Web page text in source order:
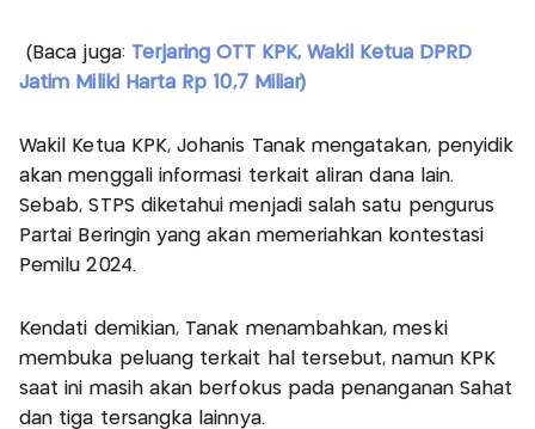
(Baca juga: Terjaring OTT KPK, Wakil Ketua DPRD
Jatim Miliki Harta Rp 10,7 Miliar)
Wakil Ketua KPK, Johanis Tanak mengatakan, penyidik
akan menggali informasi terkait aliran dana lain.
Sebab, STPS diketahui menjadi salah satu pengurus
Partai Beringin yang akan memeriahkan kontestasi
Pemilu 2024.
Kendati demikian, Tanak menambahkan, meski
membuka peluang terkait hal tersebut, namun KPK
saat ini masih akan berfokus pada penanganan Sahat
dan tiga tersangka lainnya.